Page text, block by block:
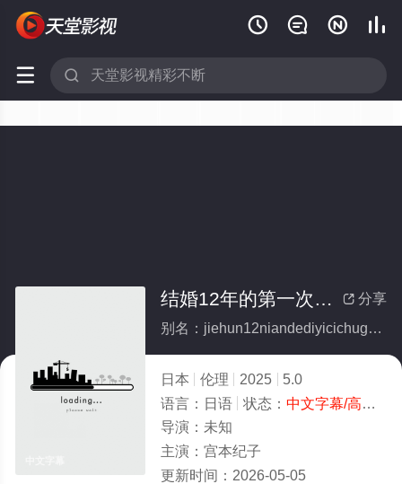
   
 
 分享
结婚12年的第一次出轨：纪子酱
别名：jiehun12niandediyicichuguijizijiang
日本 伦理 2025
5.0
语言： 日语 状态： 中文字幕/高清
导演： 未知
主演： 宫本纪子
更新时间： 2026-05-05